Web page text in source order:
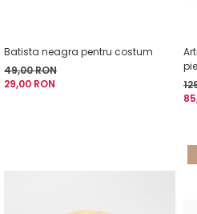
Batista neagra pentru costum
49,00 RON
29,00 RON